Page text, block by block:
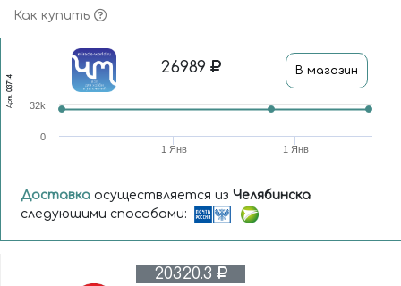
Как купить
Арт.
03714
26989 В магазин
1 Янв 1 Янв
0
32k
Доставка осуществляется из Челябинска
следующими способами:
20320.3